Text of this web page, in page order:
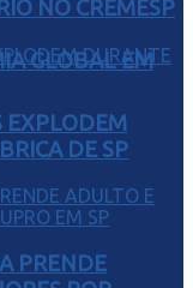
GLOBAL EM
NO CREMESP
EXPLODEM
DE SP
PRENDE